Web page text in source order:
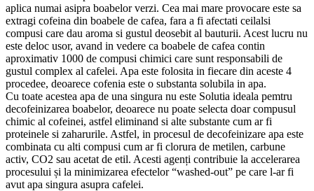
aplica numai asipra boabelor verzi. Cea mai mare provocare este sa
extragi cofeina din boabele de cafea, fara a fi afectati ceilalsi
compusi care dau aroma si gustul deosebit al bauturii. Acest lucru nu
este deloc usor, avand in vedere ca boabele de cafea contin
aproximativ 1000 de compusi chimici care sunt responsabili de
gustul complex al cafelei. Apa este folosita in fiecare din aceste 4
procedee, deoarece cofenia este o substanta solubila in apa.
Cu toate acestea apa de una singura nu este Solutia ideala pemtru
decofeinizarea boabelor, deoarece nu poate selecta doar compusul
chimic al cofeinei, astfel eliminand si alte substante cum ar fi
proteinele si zaharurile. Astfel, in procesul de decofeinizare apa este
combinata cu alti compusi cum ar fi clorura de metilen, carbune
activ, CO2 sau acetat de etil. Acesti agenți contribuie la accelerarea
procesului și la minimizarea efectelor “washed-out” pe care l-ar fi
avut apa singura asupra cafelei.